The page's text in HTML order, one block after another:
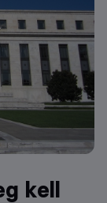
kell